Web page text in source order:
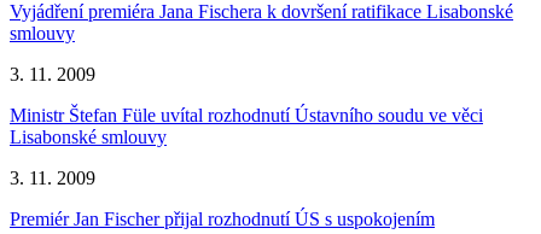
Vyjádření premiéra Jana Fischera k dovršení ratifikace Lisabonské
smlouvy
3. 11. 2009
Ministr Štefan Füle uvítal rozhodnutí Ústavního soudu ve věci
Lisabonské smlouvy
3. 11. 2009
Premiér Jan Fischer přijal rozhodnutí ÚS s uspokojením